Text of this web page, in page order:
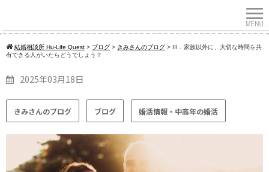
結婚相談所 Hu-Life Quest > ブログ > きみさんのブログ > III．家族以外に、大切な時間を共
有できる人がいたらどうでしょう？
2025年03月18日
きみさんのブログ ブログ 婚活情報・中高年の婚活